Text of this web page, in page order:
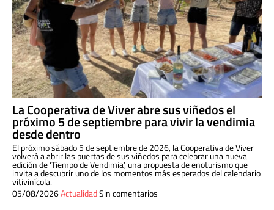
La Cooperativa de Viver abre sus viñedos el
próximo 5 de septiembre para vivir la vendimia
desde dentro
El próximo sábado 5 de septiembre de 2026, la Cooperativa de Viver
volverá a abrir las puertas de sus viñedos para celebrar una nueva
edición de ‘Tiempo de Vendimia’, una propuesta de enoturismo que
invita a descubrir uno de los momentos más esperados del calendario
vitivinícola.
05/08/2026ActualidadSin comentarios